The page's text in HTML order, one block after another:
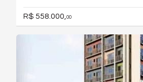
R$ 558.000, 00